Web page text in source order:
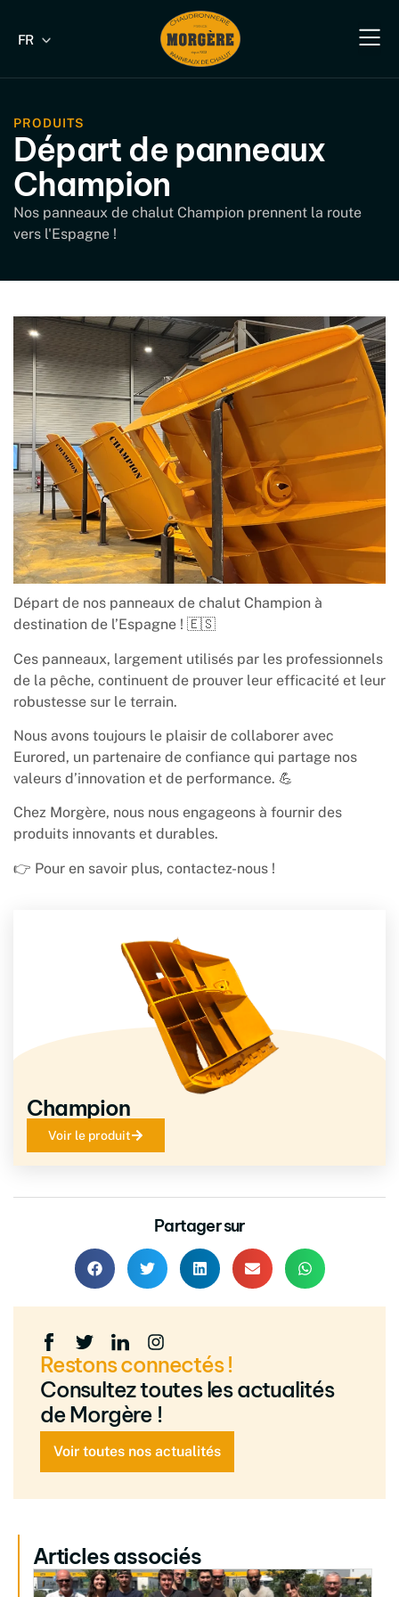
FR
EN
PRODUITS
Départ de panneaux
Champion
Nos panneaux de chalut Champion prennent la route
vers l'Espagne !
Départ de nos panneaux de chalut Champion à
destination de l’Espagne ! 🇪🇸
Ces panneaux, largement utilisés par les professionnels
de la pêche, continuent de prouver leur efficacité et leur
robustesse sur le terrain.
Nous avons toujours le plaisir de collaborer avec
Eurored, un partenaire de confiance qui partage nos
valeurs d’innovation et de performance. 💪
Chez Morgère, nous nous engageons à fournir des
produits innovants et durables.
👉 Pour en savoir plus, contactez-nous !
Champion
Voir le produit
Partager sur
Restons connectés !
Consultez toutes les actualités
de Morgère !
Voir toutes nos actualités
Articles associés